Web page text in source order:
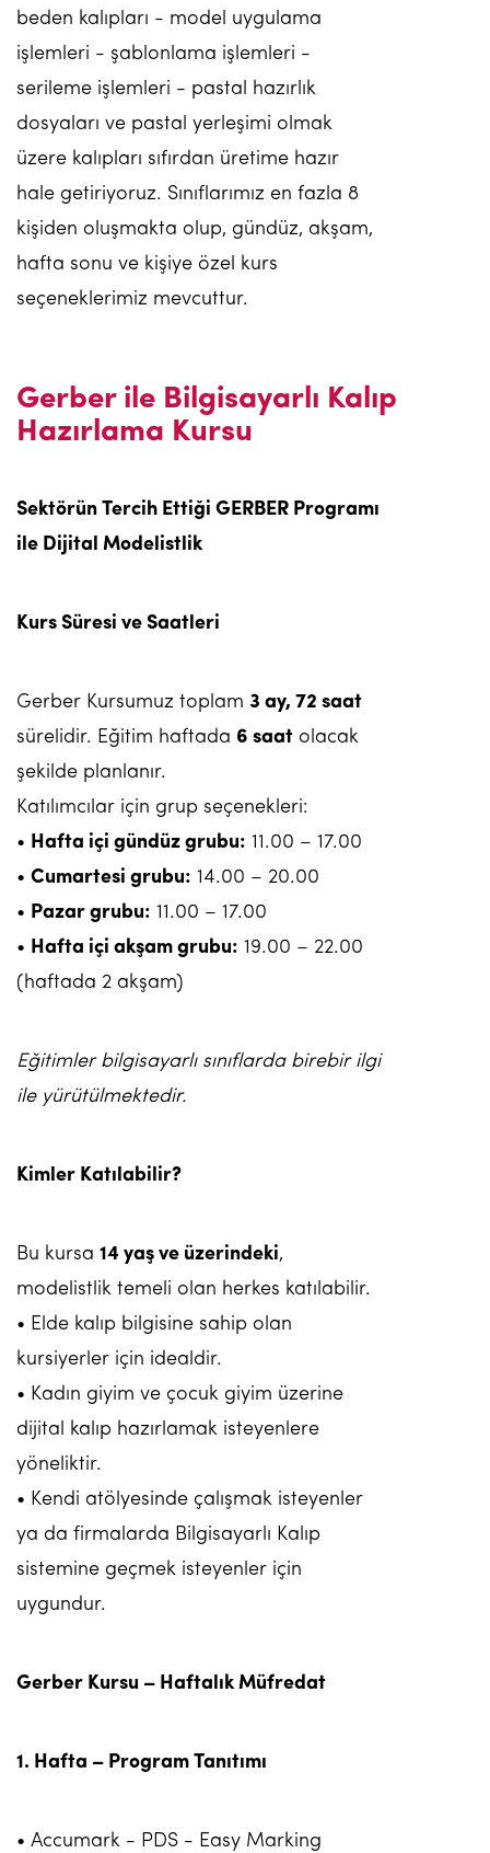
beden kalıpları - model uygulama
işlemleri - şablonlama işlemleri -
serileme işlemleri - pastal hazırlık
dosyaları ve pastal yerleşimi olmak
üzere kalıpları sıfırdan üretime hazır
hale getiriyoruz. Sınıflarımız en fazla 8
kişiden oluşmakta olup, gündüz, akşam,
hafta sonu ve kişiye özel kurs
seçeneklerimiz mevcuttur.
Gerber ile Bilgisayarlı Kalıp
Hazırlama Kursu
Sektörün Tercih Ettiği GERBER Programı
ile Dijital Modelistlik
Kurs Süresi ve Saatleri
Gerber Kursumuz toplam 3 ay, 72 saat
sürelidir. Eğitim haftada 6 saat olacak
şekilde planlanır.
Katılımcılar için grup seçenekleri:
• Hafta içi gündüz grubu: 11.00 – 17.00
• Cumartesi grubu: 14.00 – 20.00
• Pazar grubu: 11.00 – 17.00
• Hafta içi akşam grubu: 19.00 – 22.00
(haftada 2 akşam)
Eğitimler bilgisayarlı sınıflarda birebir ilgi
ile yürütülmektedir.
Kimler Katılabilir?
Bu kursa 14 yaş ve üzerindeki,
modelistlik temeli olan herkes katılabilir.
• Elde kalıp bilgisine sahip olan
kursiyerler için idealdir.
• Kadın giyim ve çocuk giyim üzerine
dijital kalıp hazırlamak isteyenlere
yöneliktir.
• Kendi atölyesinde çalışmak isteyenler
ya da firmalarda Bilgisayarlı Kalıp
sistemine geçmek isteyenler için
uygundur.
Gerber Kursu – Haftalık Müfredat
1. Hafta – Program Tanıtımı
• Accumark - PDS - Easy Marking